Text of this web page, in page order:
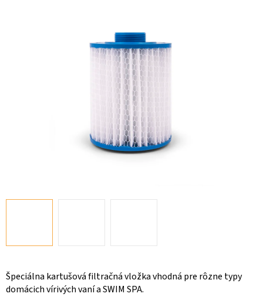
Špeciálna kartušová filtračná vložka vhodná pre rôzne typy
domácich vírivých vaní a SWIM SPA.